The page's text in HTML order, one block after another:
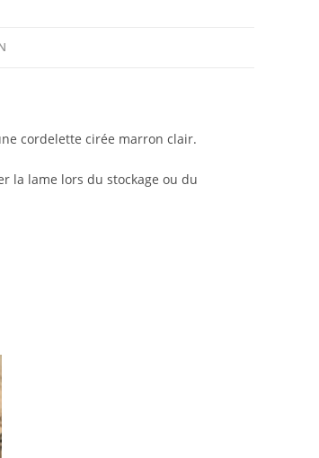
cordelette cirée marron clair.
la lame lors du stockage ou du